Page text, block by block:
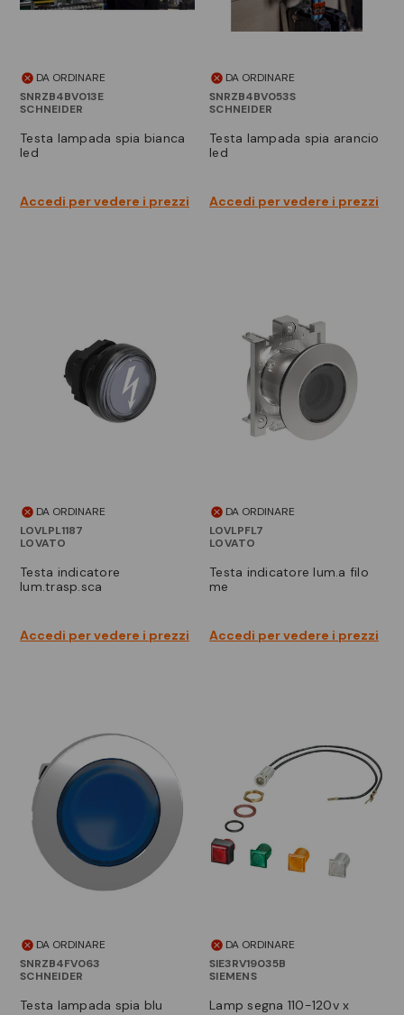
DA ORDINARE
SNRZB4BV013E
SCHNEIDER
testa lampada spia bianca
led
Accedi per vedere i prezzi
DA ORDINARE
SNRZB4BV053S
SCHNEIDER
testa lampada spia arancio
led
Accedi per vedere i prezzi
DA ORDINARE
LOVLPL1187
LOVATO
testa indicatore
lum.trasp.sca
Accedi per vedere i prezzi
DA ORDINARE
LOVLPFL7
LOVATO
testa indicatore lum.a filo
me
Accedi per vedere i prezzi
DA ORDINARE
SNRZB4FV063
SCHNEIDER
testa lampada spia blu
DA ORDINARE
SIE3RV19035B
SIEMENS
lamp segna 110-120v x